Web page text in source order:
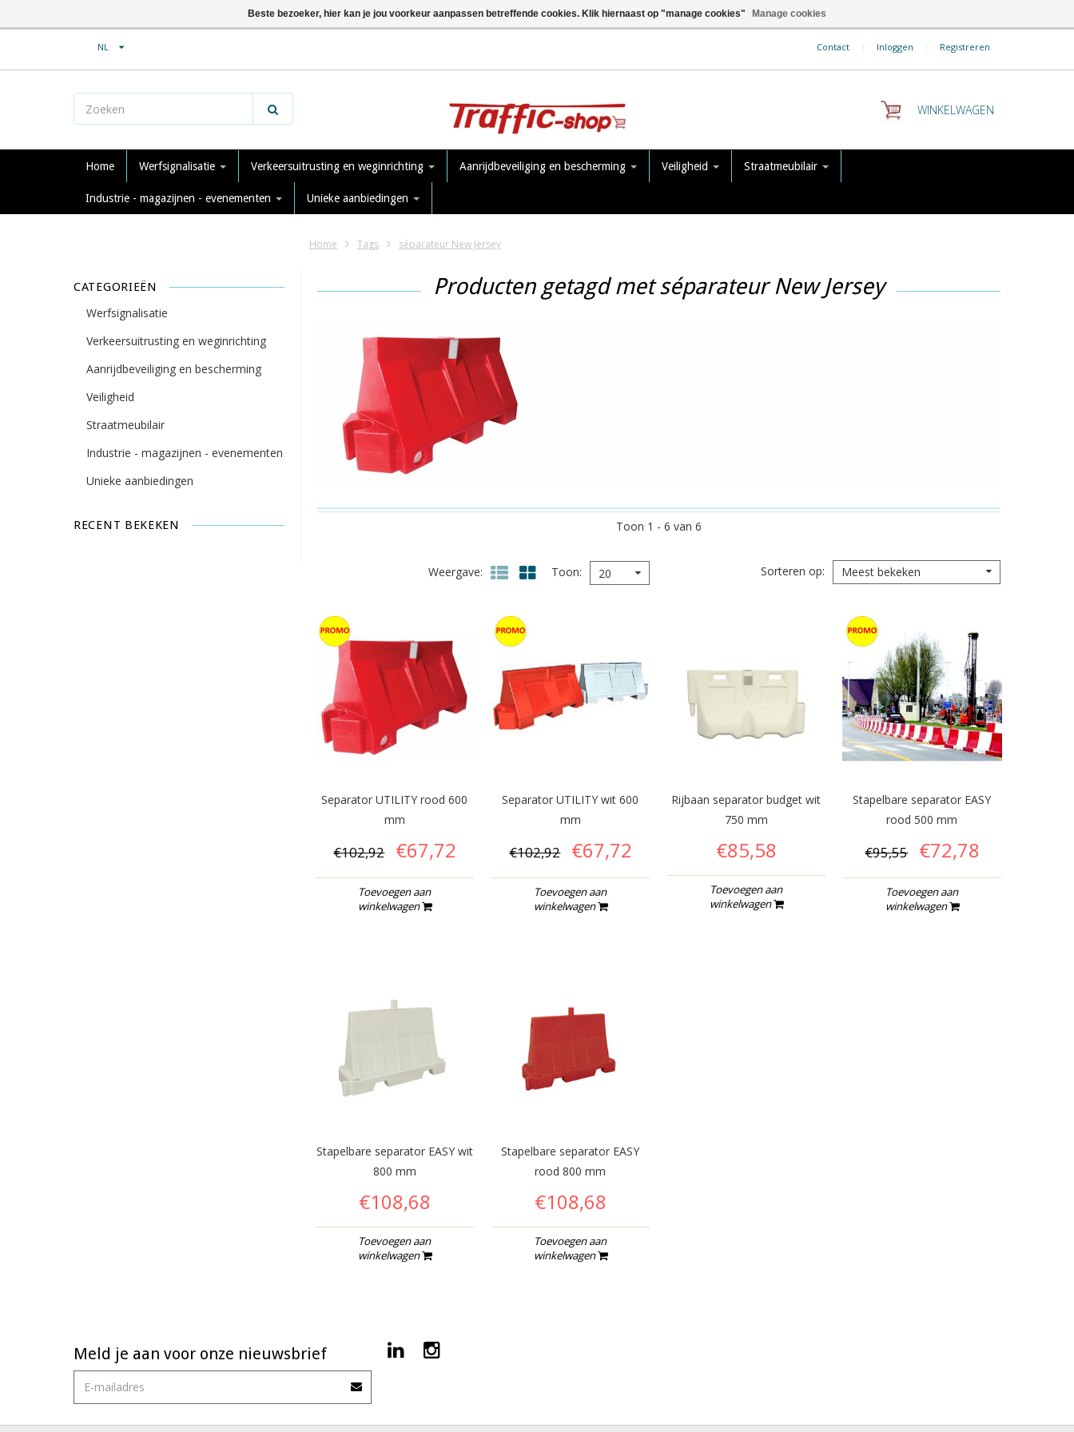
NL Contact | Inloggen | Registreren
WINKELWAGEN
Home Werfsignalisatie Verkeersuitrusting en weginrichting Aanrijdbeveiliging en bescherming Veiligheid Straatmeubilair
Industrie - magazijnen - evenementen Unieke aanbiedingen
Home Tags séparateur New Jersey
CATEGORIEËN
Werfsignalisatie
Verkeersuitrusting en weginrichting
Aanrijdbeveiliging en bescherming
Veiligheid
Straatmeubilair
Industrie - magazijnen - evenementen
Unieke aanbiedingen
RECENT BEKEKEN
Producten getagd met séparateur New Jersey
Toon 1 - 6 van 6
Weergave Toon 20 Sorteren op Meest bekeken
Separator UTILITY rood 600
mm
€102,92 €67,72
Toevoegen aan
winkelwagen
Separator UTILITY wit 600
mm
€102,92 €67,72
Toevoegen aan
winkelwagen
Rijbaan separator budget wit
750 mm
€85,58
Toevoegen aan
winkelwagen
Stapelbare separator EASY
rood 500 mm
€95,55 €72,78
Toevoegen aan
winkelwagen
Stapelbare separator EASY wit
800 mm
€108,68
Toevoegen aan
winkelwagen
Stapelbare separator EASY
rood 800 mm
€108,68
Toevoegen aan
winkelwagen
Meld je aan voor onze nieuwsbrief
Beste bezoeker, hier kan je jou voorkeur aanpassen betreffende cookies. Klik hiernaast op "manage cookies" Manage cookies